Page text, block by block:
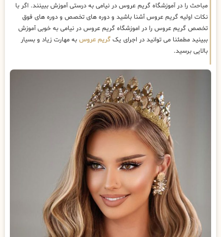
مباحث را در آموزشگاه گریم عروس در نیامی به درستی آموزش ببینند. اگر با
نکات اولیه گریم عروس آشنا باشید و دوره های تخصص و دوره های فوق
تخصص گریم عروس را در اموزشگاه گریم عروس در نیامی به خوبی آموزش
ببینید مطمئنا می توانید در اجرای یک گریم عروس به مهارت زیاد و بسیار
بالایی برسید.